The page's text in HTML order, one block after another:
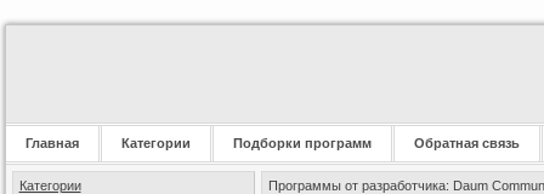
Главная Категории Подборки программ Обратная связь
Категории
Программы от разработчика: Daum